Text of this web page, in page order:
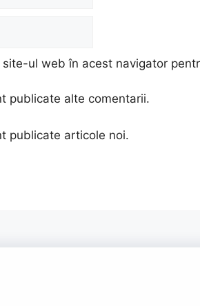
ul web în acest navigator
publicate alte comentarii.
publicate articole noi.